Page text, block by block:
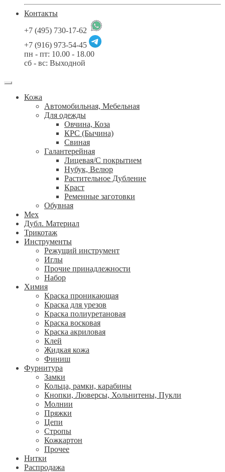
Контакты
+7 (495) 730-17-62
+7 (916) 973-54-45
пн - пт: 10.00 - 18.00
сб - вс: Выходной
Кожа
Автомобильная, Мебельная
Для одежды
Овчина, Коза
КРС (Бычина)
Свиная
Галантерейная
Лицевая/С покрытием
Нубук, Велюр
Растительное Дубление
Краст
Ременные заготовки
Обувная
Мех
Дубл. Материал
Трикотаж
Инструменты
Режущий инструмент
Иглы
Прочие принадлежности
Набор
Химия
Краска проникающая
Краска для урезов
Краска полиуретановая
Краска восковая
Краска акриловая
Клей
Жидкая кожа
Финиш
Фурнитура
Замки
Кольца, рамки, карабины
Кнопки, Люверсы, Хольнитены, Пукли
Молнии
Пряжки
Цепи
Стропы
Кожкартон
Прочее
Нитки
Распродажа